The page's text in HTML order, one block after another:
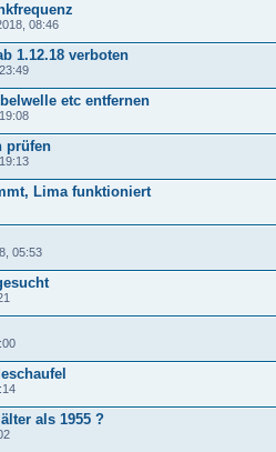
08:46
1.12.18 verboten
etc entfernen
prüfen
Lima funktioniert
05:53
als 1955 ?